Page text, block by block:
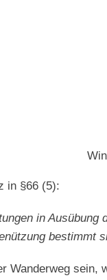
in §66 (5):
in
bestimmt
Wanderweg sein,